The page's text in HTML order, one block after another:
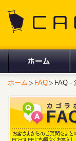
ホーム FAQ FAQ -